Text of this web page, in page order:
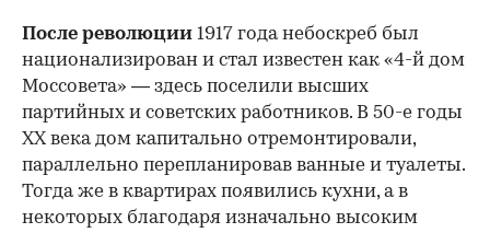
После революции 1917 года небоскреб был
национализирован и стал известен как «4-й дом
Моссовета» — здесь поселили высших
партийных и советских работников. В 50-е годы
ХХ века дом капитально отремонтировали,
параллельно перепланировав ванные и туалеты.
Тогда же в квартирах появились кухни, а в
некоторых благодаря изначально высоким